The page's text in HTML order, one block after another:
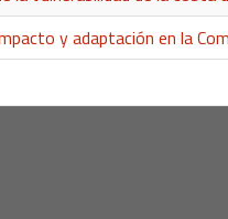
y adaptación en la